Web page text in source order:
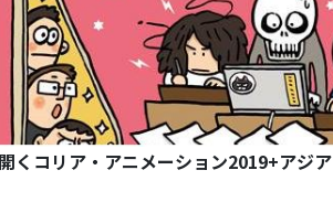
くコリア・アニメーション2019+アジア